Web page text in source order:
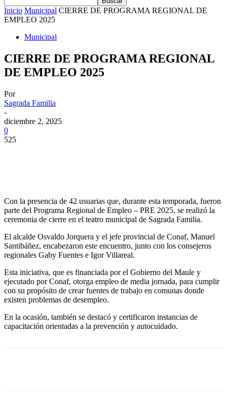
Inicio Municipal CIERRE DE PROGRAMA REGIONAL DE
EMPLEO 2025
Municipal
CIERRE DE PROGRAMA REGIONAL
DE EMPLEO 2025
Por
Sagrada Familia
-
diciembre 2, 2025
0
525
Con la presencia de 42 usuarias que, durante esta temporada, fueron
parte del Programa Regional de Empleo – PRE 2025, se realizó la
ceremonia de cierre en el teatro municipal de Sagrada Familia.
El alcalde Osvaldo Jorquera y el jefe provincial de Conaf, Manuel
Santibáñez, encabezaron este encuentro, junto con los consejeros
regionales Gaby Fuentes e Igor Villareal.
Esta iniciativa, que es financiada por el Gobierno del Maule y
ejecutado por Conaf, otorga empleo de media jornada, para cumplir
con su propósito de crear fuentes de trabajo en comunas donde
existen problemas de desempleo.
En la ocasión, también se destacó y certificaron instancias de
capacitación orientadas a la prevención y autocuidado.